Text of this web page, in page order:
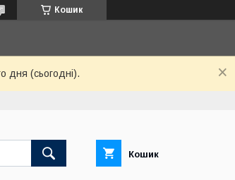
Кошик
дня (сьогодні).
Кошик